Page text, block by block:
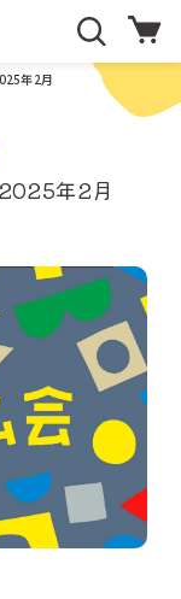
ー
ト
年2月
年2月